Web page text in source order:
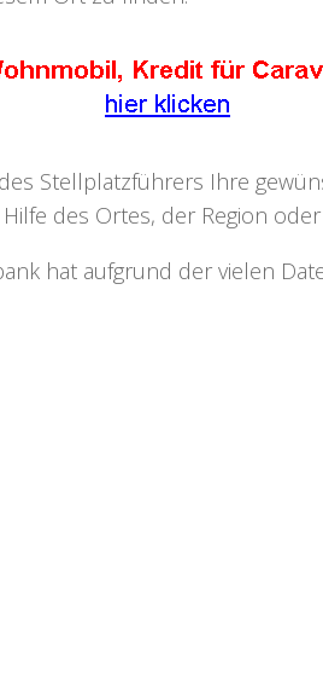
Stellplatzführers Ihre
des Ortes, der Region
hat aufgrund der vielen